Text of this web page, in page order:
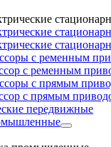
с ременным
с ременным
с прямым
с прямым
передвижные